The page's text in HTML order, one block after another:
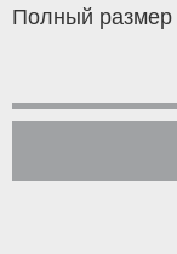
Полный размер